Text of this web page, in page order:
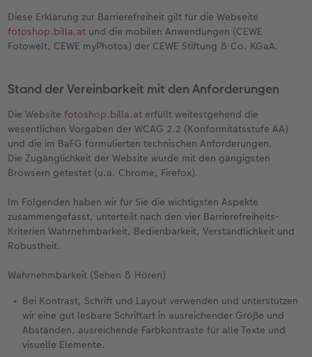
Jahrbuch
Reisefotobuch
Webinare & VHS
Erste Schritte
Foto-Kochbuch
Neuheiten
Hartschaum
Foto auf Holz
Bestellwege
Ideen zur Wandgestaltung
CEWE myPhotos
Neuheiten
Rahmen
Fotogrößen & Formate
Last Minute Fotos
CEWE myPhotos
Neuheiten
Schule & Büro
Textilien
Faber-Castell
Foto-Geschenkbox
Neuheiten
CEWE myPhotos
Fotokarten
Digitale Grußkarte
Papierqualitäten
Weitere Anlässe
CEWE myPhotos
Neuheiten
Holzhüllen
Bio-based Case
Bestellwege
Inspiration
CEWE myPhotos
Neuheiten
Gestaltungsideen
CEWE myPhotos
für Kinder
für Großeltern
Einfach & schnell gestaltet
Besondere Geschenkideen
CEWE myPhotos
Neuheiten
Diese Erklärung zur Barrierefreiheit gilt für die Webseite
fotoshop.billa.at und die mobilen Anwendungen (CEWE
Fotowelt, CEWE myPhotos) der CEWE Stiftung & Co. KGaA.
Stand der Vereinbarkeit mit den Anforderungen
Die Websitefotoshop.billa.at erfüllt weitestgehend die
wesentlichen Vorgaben der WCAG 2.2 (Konformitätsstufe AA)
und die im BaFG formulierten technischen Anforderungen.
Die Zugänglichkeit der Website wurde mit den gängigsten
Browsern getestet (u.a. Chrome, Firefox).
Im Folgenden haben wir für Sie die wichtigsten Aspekte
zusammengefasst, unterteilt nach den vier Barrierefreiheits-
Kriterien Wahrnehmbarkeit, Bedienbarkeit, Verständlichkeit und
Robustheit.
Wahrnehmbarkeit (Sehen & Hören)
Bei Kontrast, Schrift und Layout verwenden und unterstützen
wir eine gut lesbare Schriftart in ausreichender Größe und
Abständen, ausreichende Farbkontraste für alle Texte und
visuelle Elemente.